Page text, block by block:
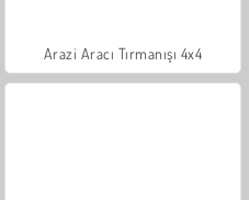
Arazi Aracı Tırmanışı 4x4